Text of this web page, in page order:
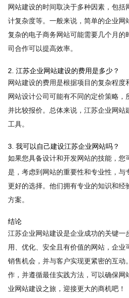
网站建设的时间取决于多种因素，包括
计复杂度等。一般来说，简单的企业网
复杂的电子商务网站可能需要几个月的
司合作可以提高效率。
2. 江苏企业网站建设的费用是多少？
网站建设的费用是根据项目的复杂程度
网站设计公司可能有不同的定价策略，
并比较报价。总体来说，江苏企业网站
工具。
3. 我可以自己建设江苏企业网站吗？
如果您具备设计和开发网站的技能，您
是，考虑到网站的重要性和专业性，与
更好的选择。他们拥有专业的知识和经
方案。
结论
江苏企业网站建设是企业成功的关键一
用、优化、安全且有价值的网站，企业
销售机会，并与客户实现更紧密的互动
作，并遵循最佳实践方法，可以确保网
业网站建设之旅，迎接更大的商机吧！